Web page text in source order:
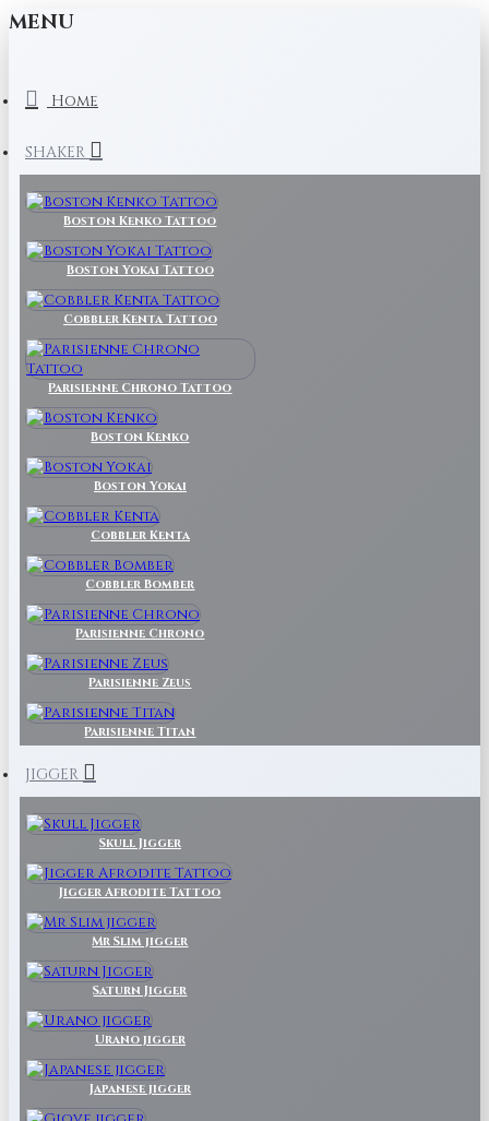
MENU
Home
SHAKER
Boston Kenko Tattoo
Boston Yokai Tattoo
Cobbler Kenta Tattoo
Parisienne Chrono Tattoo
Boston Kenko
Boston Yokai
Cobbler Kenta
Cobbler Bomber
Parisienne Chrono
Parisienne Zeus
Parisienne Titan
JIGGER
Skull Jigger
Jigger Afrodite Tattoo
Mr Slim jigger
Saturn Jigger
Urano jigger
Japanese jigger